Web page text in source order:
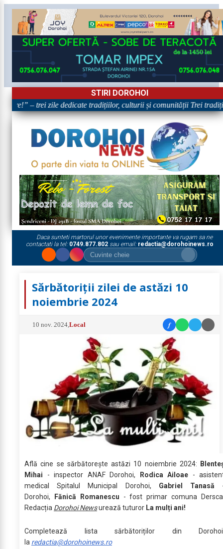
STIRI DOROHOI
– trei zile dedicate tradițiilor, culturii și comunității Trei
Daca sunteti martorul unor evenimente importante va rugam sa ne
contactati la tel: 0749.877.802sau email: redactia@dorohoinews.ro
Sărbătoriții zilei de astăzi 10
noiembrie 2024
10 nov. 2024 ,Local f
Află cine se sărbătoreşte astăzi 10 noiembrie 2024:
Mihai - inspector ANAF Dorohoi, Rodica Ailoae -
medical Spitalul Municipal Dorohoi, Gabriel Tanasă
Dorohoi,
Fănică Romanescu - fost primar comuna
Redacția Dorohoi Newsurează tuturor La mulți ani!
Completează lista sărbătoriților din
la redactia@dorohoinews.ro